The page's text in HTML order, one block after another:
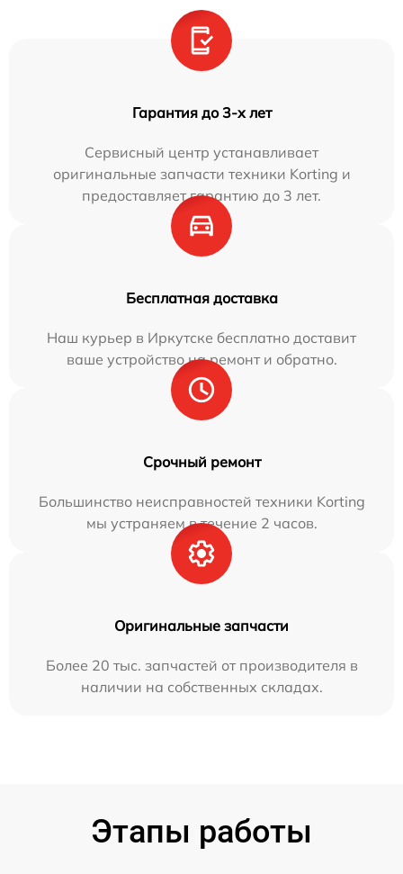
Гарантия до 3-х лет
Сервисный центр устанавливает
оригинальные запчасти техники Korting и
предоставляет гарантию до 3 лет.
Бесплатная доставка
Наш курьер в Иркутске бесплатно доставит
ваше устройство на ремонт и обратно.
Срочный ремонт
Большинство неисправностей техники Korting
мы устраняем в течение 2 часов.
Оригинальные запчасти
Более 20 тыс. запчастей от производителя в
наличии на собственных складах.
Этапы работы